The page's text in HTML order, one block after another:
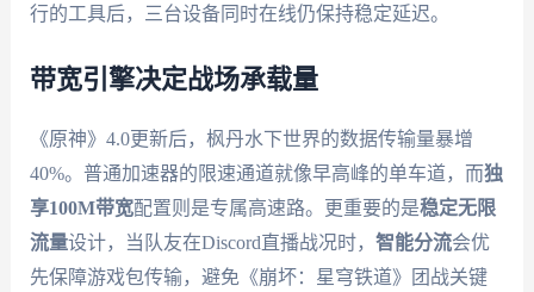
行的工具后，三台设备同时在线仍保持稳定延迟。
带宽引擎决定战场承载量
《原神》4.0更新后，枫丹水下世界的数据传输量暴增
40%。普通加速器的限速通道就像早高峰的单车道，而独
享100M带宽配置则是专属高速路。更重要的是稳定无限
流量设计，当队友在Discord直播战况时， 智能分流会优
先保障游戏包传输，避免《崩坏：星穹铁道》团战关键